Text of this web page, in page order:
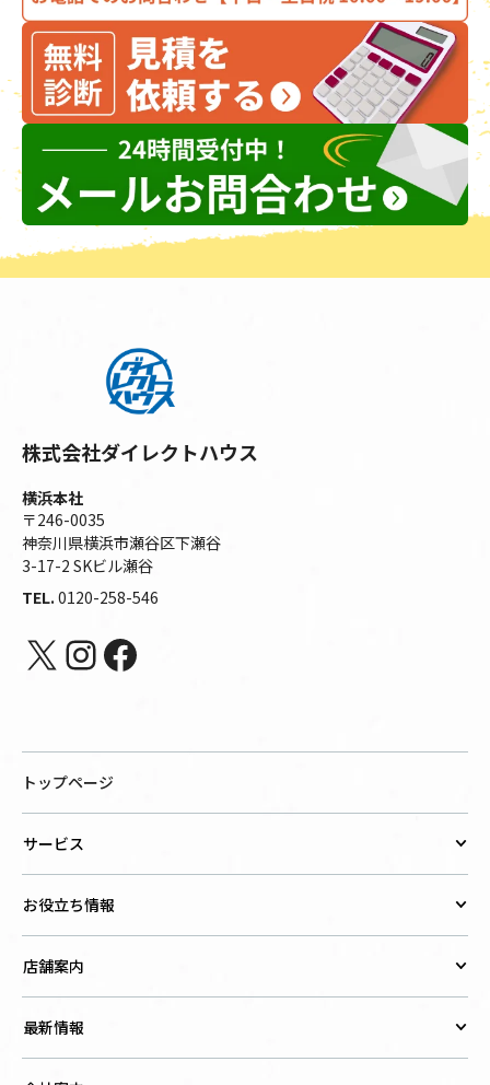
株式会社ダイレクトハウス
横浜本社
〒246-0035
神奈川県横浜市瀬谷区下瀬谷
3-17-2 SKビル瀬谷
TEL. 0120-258-546
X Instagram
Facebook
トップページ
サービス
お役立ち情報
店舗案内
最新情報